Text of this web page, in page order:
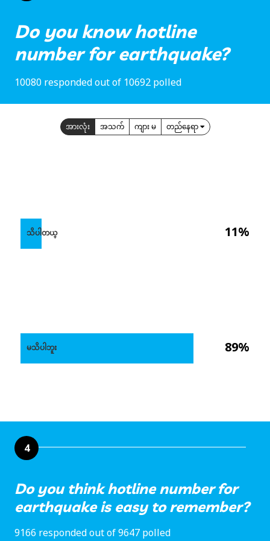
Do you know hotline
number for earthquake?
10080 responded out of 10692 polled
အားလုံး အသက် ကျား မ တည်နေရာ
11%
89%
သိပါတယ္
မသိပါဘူး
4
Do you think hotline number for
earthquake is easy to remember?
9166 responded out of 9647 polled